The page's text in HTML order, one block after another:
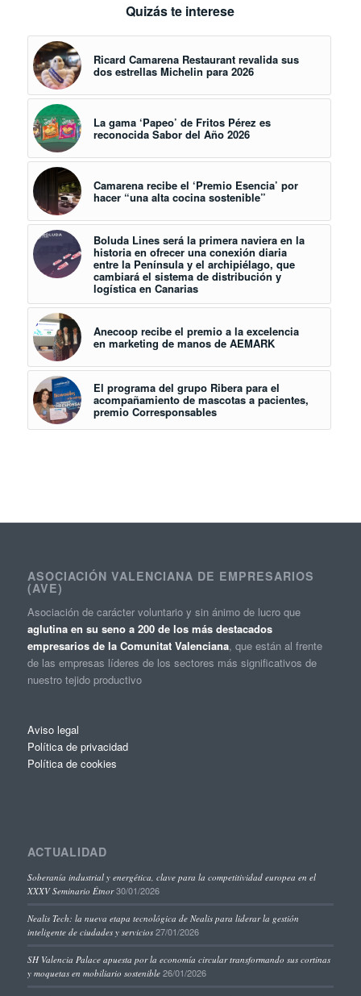
Quizás te interese
Ricard Camarena Restaurant revalida sus
dos estrellas Michelin para 2026
La gama ‘Papeo’ de Fritos Pérez es
reconocida Sabor del Año 2026
Camarena recibe el ‘Premio Esencia’ por
hacer “una alta cocina sostenible”
Boluda Lines será la primera naviera en la
historia en ofrecer una conexión diaria
entre la Península y el archipiélago, que
cambiará el sistema de distribución y
logística en Canarias
Anecoop recibe el premio a la excelencia
en marketing de manos de AEMARK
El programa del grupo Ribera para el
acompañamiento de mascotas a pacientes,
premio Corresponsables
ASOCIACIÓN VALENCIANA DE EMPRESARIOS
(AVE)
Asociación de carácter voluntario y sin ánimo de lucro que
aglutina en su seno a 200 de los más destacados
empresarios de la Comunitat Valenciana, que están al frente
de las empresas líderes de los sectores más significativos de
nuestro tejido productivo
Aviso legal
Política de privacidad
Política de cookies
ACTUALIDAD
Soberanía industrial y energética, clave para la competitividad europea en el
XXXV Seminario Étnor 30/01/2026
Nealis Tech: la nueva etapa tecnológica de Nealis para liderar la gestión
inteligente de ciudades y servicios 27/01/2026
SH Valencia Palace apuesta por la economía circular transformando sus cortinas
y moquetas en mobiliario sostenible 26/01/2026